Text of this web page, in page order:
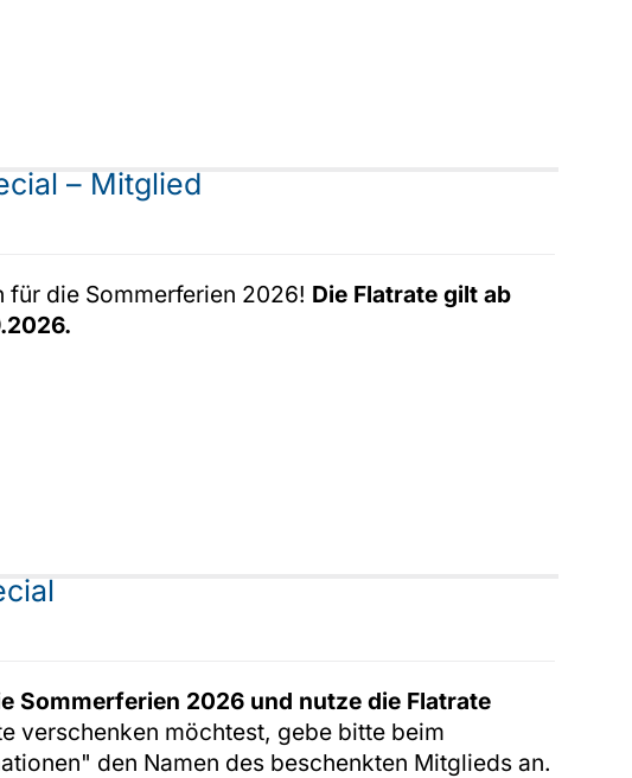
– Mitglied
für die Sommerferien 2026! Die Flatrate gilt ab
Sommerferien 2026 und nutze die Flatrate
verschenken möchtest, gebe bitte beim
den Namen des beschenkten Mitglieds an.